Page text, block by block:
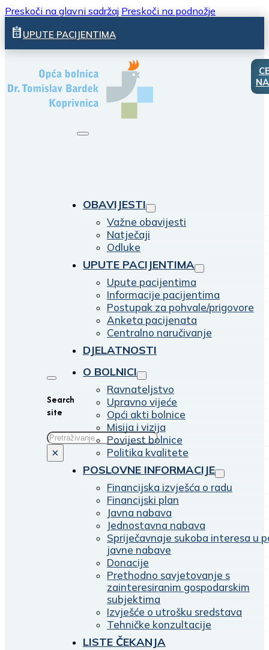
Preskoči na glavni sadržaj Preskoči na podnožje
UPUTE PACIJENTIMA
Search
site
Traži
×
OBAVIJESTI
Važne obavijesti
Natječaji
Odluke
UPUTE PACIJENTIMA
Upute pacijentima
Informacije pacijentima
Postupak za pohvale/prigovore
Anketa pacijenata
Centralno naručivanje
DJELATNOSTI
O BOLNICI
Ravnateljstvo
Upravno vijeće
Opći akti bolnice
Misija i vizija
Povijest bolnice
Politika kvalitete
POSLOVNE INFORMACIJE
Financijska izvješća o radu
Financijski plan
Javna nabava
Jednostavna nabava
Spriječavnaje sukoba interesa u
javne nabave
Donacije
Prethodno savjetovanje s
zainteresiranim gospodarskim
subjektima
Izvješće o utrošku sredstava
Tehničke konzultacije
LISTE ČEKANJA